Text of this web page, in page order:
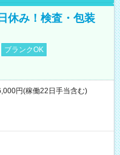
休み！検査・包装
ブランクOK
円(稼働22日手当含む)